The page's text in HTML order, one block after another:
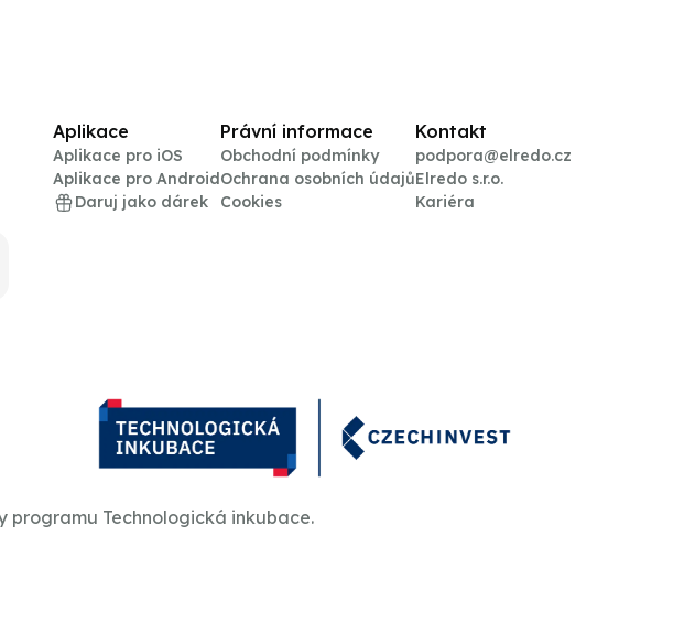
Aplikace
Aplikace pro iOS
Aplikace pro Android
Daruj jako dárek
Právní informace
Obchodní podmínky
Ochrana osobních údajů
Cookies
Kontakt
podpora@elredo.cz
Elredo s.r.o.
Kariéra
programu Technologická inkubace.